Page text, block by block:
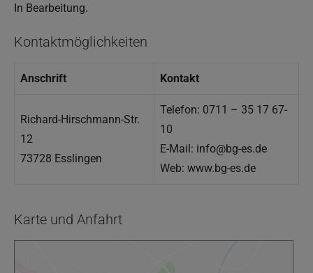
In Bearbeitung.
Kontaktmöglichkeiten
Anschrift Kontakt
Richard-Hirschmann-Str.
12
73728 Esslingen
Telefon: 0711 – 35 17 67-
10
E-Mail: info@bg-es.de
Web: www.bg-es.de
Karte und Anfahrt